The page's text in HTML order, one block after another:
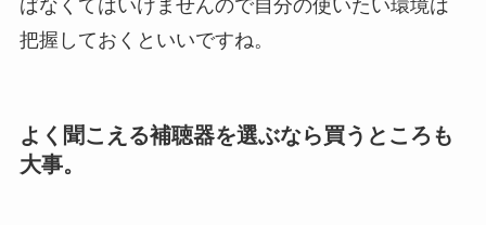
ばなくてはいけませんので自分の使いたい環境は
把握しておくといいですね。
よく聞こえる補聴器を選ぶなら買うところも
大事。